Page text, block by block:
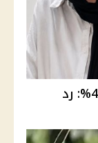
القصة الكاملة لأزمة ريم صاحبة الـ4%: رد